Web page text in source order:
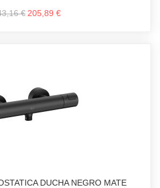
€ 205,89 €
DUCHA NEGRO MATE